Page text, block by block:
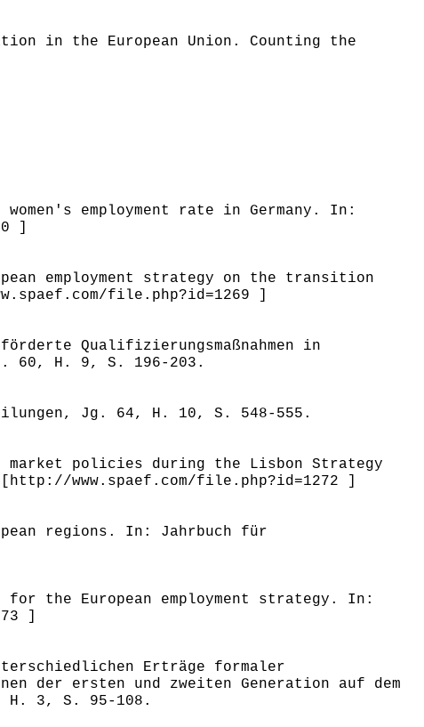
in the European Union. Counting the
employment rate in Germany. In:
]
employment strategy on the transition
file.php?id=1269 ]
Qualifizierungsmaßnahmen in
60, H. 9, S. 196-203.
Jg. 64, H. 10, S. 548-555.
policies during the Lisbon Strategy
www.spaef.com/file.php?id=1272 ]
regions. In: Jahrbuch für
for the European employment strategy. In:
]
Erträge formaler
der ersten und zweiten Generation auf dem
3, S. 95-108.